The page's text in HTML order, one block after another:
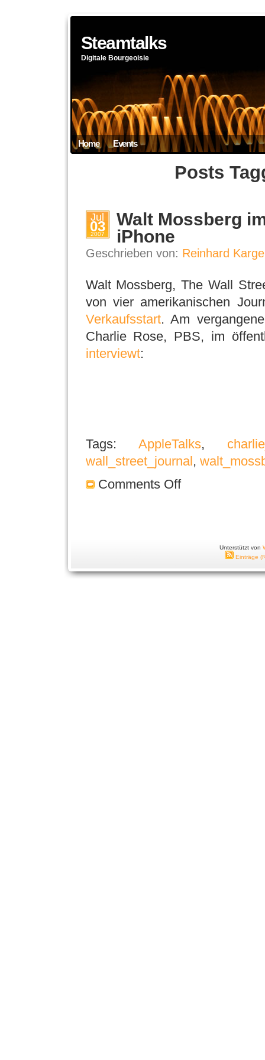
Steamtalks
Digitale Bourgeoisie
Home Events
Posts
Jul
03
2007
Walt Mossberg
iPhone
Geschrieben von: Reinhard
Walt Mossberg, The Wall
von vier amerikanischen
Verkaufsstart. Am
Charlie Rose, PBS, im
interviewt:
Tags: AppleTalks,
wall_street_journal,
Comments Off
Unterstützt von
Einträge